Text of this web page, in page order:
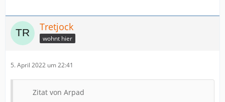
Tretjock
wohnt hier
5. April 2022 um 22:41
Zitat von Arpad